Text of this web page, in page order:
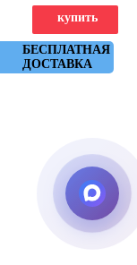
БЕСПЛАТНАЯ
ДОСТАВКА
купить